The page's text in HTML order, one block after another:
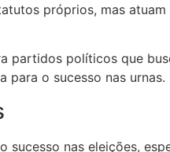
próprios, mas
partidos políticos que
para o sucesso nas urnas.
nas eleições,